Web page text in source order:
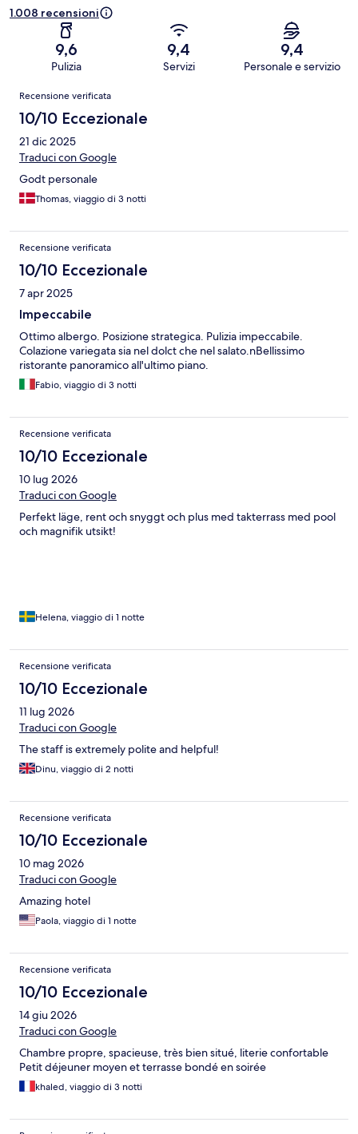
1.008 recensioni
9,6
Pulizia
9,4
Servizi
9,4
Personale e servizio
Recensioni
Recensione verificata
10/10 Eccezionale
21 dic 2025
Traduci con Google
Godt personale
Thomas, viaggio di 3 notti
Recensione verificata
10/10 Eccezionale
7 apr 2025
Impeccabile
Ottimo albergo. Posizione strategica. Pulizia impeccabile.
Colazione variegata sia nel dolct che nel salato.nBellissimo
ristorante panoramico all'ultimo piano.
Fabio, viaggio di 3 notti
Recensione verificata
10/10 Eccezionale
10 lug 2026
Traduci con Google
Perfekt läge, rent och snyggt och plus med takterrass med pool
och magnifik utsikt!
Helena, viaggio di 1 notte
Recensione verificata
10/10 Eccezionale
11 lug 2026
Traduci con Google
The staff is extremely polite and helpful!
Dinu, viaggio di 2 notti
Recensione verificata
10/10 Eccezionale
10 mag 2026
Traduci con Google
Amazing hotel
Paola, viaggio di 1 notte
Recensione verificata
10/10 Eccezionale
14 giu 2026
Traduci con Google
Chambre propre, spacieuse, très bien situé, literie confortable
Petit déjeuner moyen et terrasse bondé en soirée
khaled, viaggio di 3 notti